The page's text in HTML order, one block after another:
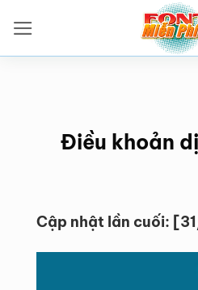
qua
nội
Điều khoản
Cập nhật lần cuối: